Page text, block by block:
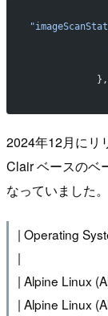
            },
2024年12月にリ
Clair ベースのベ
なっていました。
| Operating
|
| Alpine Linux
| Alpine Linux